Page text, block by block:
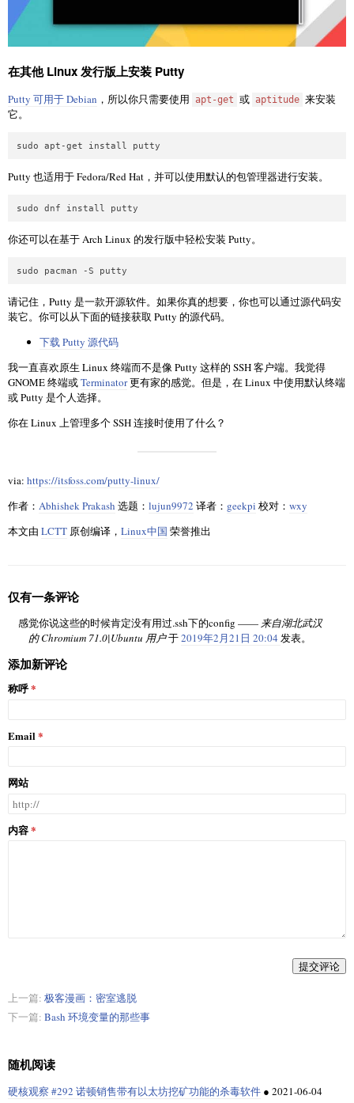
在其他 Linux 发行版上安装 Putty
Putty 可用于 Debian ，所以你只需要使用 apt-get 或 aptitude 来安装
它。
sudo apt-get install putty
Putty 也适用于 Fedora/Red Hat，并可以使用默认的包管理器进行安装。
sudo dnf install putty
你还可以在基于 Arch Linux 的发行版中轻松安装 Putty。
sudo pacman -S putty
请记住，Putty 是一款开源软件。如果你真的想要，你也可以通过源代码安
装它。你可以从下面的链接获取 Putty 的源代码。
下载 Putty 源代码
我一直喜欢原生 Linux 终端而不是像 Putty 这样的 SSH 客户端。我觉得
GNOME 终端或Terminator更有家的感觉。但是，在 Linux 中使用默认终端
或 Putty 是个人选择。
你在 Linux 上管理多个 SSH 连接时使用了什么？
via: https://itsfoss.com/putty-linux/
作者： Abhishek Prakash 选题： lujun9972 译者： geekpi 校对： wxy
本文由 LCTT 原创编译， Linux中国 荣誉推出
仅有一条评论
感觉你说这些的时候肯定没有用过.ssh下的config —— 来自湖北武汉
的 Chromium 71.0|Ubuntu 用户于2019年2月21日 20:04 发表。
添加新评论
称呼
Email
网站
内容
提交评论
上一篇: 极客漫画：密室逃脱
下一篇: Bash 环境变量的那些事
随机阅读
硬核观察 #292 诺顿销售带有以太坊挖矿功能的杀毒软件 ● 2021-06-04